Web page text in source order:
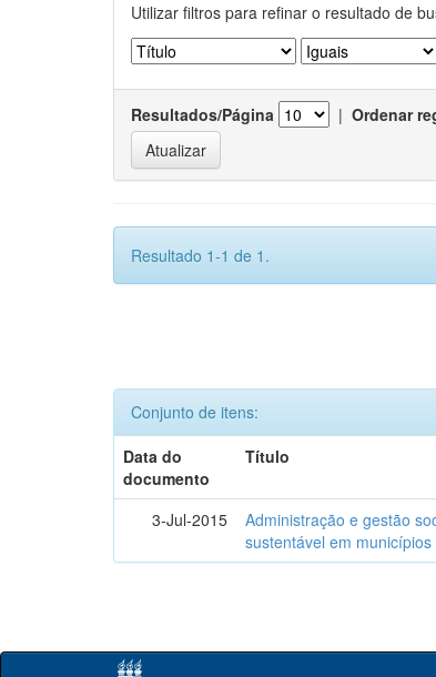
Utilizar filtros para refinar o resultado de
Resultados/Página | Ordenar
Resultado 1-1 de 1.
Conjunto de itens:
Data do
documento
Título
3-Jul-2015
Administração e gestão
sustentável em